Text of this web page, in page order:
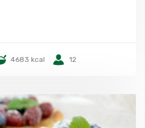
4683 kcal 12